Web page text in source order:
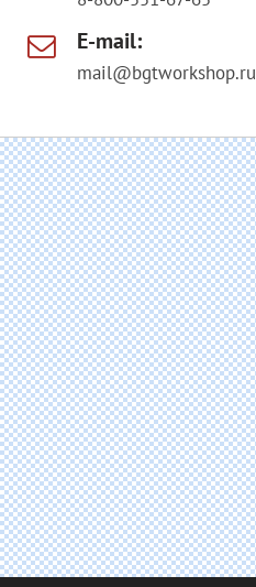
E-mail:
mail@bgtworkshop.ru